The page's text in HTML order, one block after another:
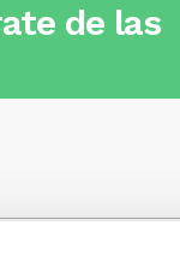
de las